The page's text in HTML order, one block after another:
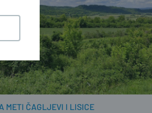
METI ČAGLJEVI I LISICE